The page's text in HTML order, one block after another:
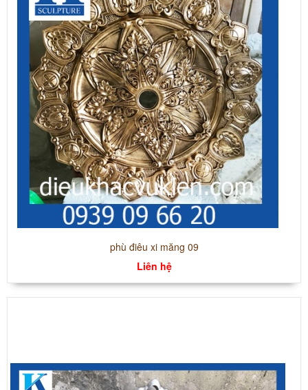
phù điêu xi măng 09
Liên hệ